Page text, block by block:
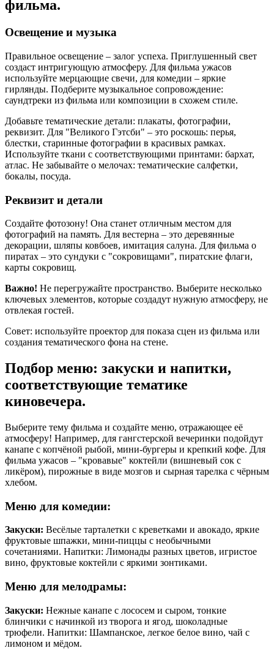
фильма.
Освещение и музыка
Правильное освещение – залог успеха. Приглушенный свет
создаст интригующую атмосферу. Для фильма ужасов
используйте мерцающие свечи, для комедии – яркие
гирлянды. Подберите музыкальное сопровождение:
саундтреки из фильма или композиции в схожем стиле.
Добавьте тематические детали: плакаты, фотографии,
реквизит. Для "Великого Гэтсби" – это роскошь: перья,
блестки, старинные фотографии в красивых рамках.
Используйте ткани с соответствующими принтами: бархат,
атлас. Не забывайте о мелочах: тематические салфетки,
бокалы, посуда.
Реквизит и детали
Создайте фотозону! Она станет отличным местом для
фотографий на память. Для вестерна – это деревянные
декорации, шляпы ковбоев, имитация салуна. Для фильма о
пиратах – это сундуки с "сокровищами", пиратские флаги,
карты сокровищ.
Важно! Не перегружайте пространство. Выберите несколько
ключевых элементов, которые создадут нужную атмосферу, не
отвлекая гостей.
Совет: используйте проектор для показа сцен из фильма или
создания тематического фона на стене.
Подбор меню: закуски и напитки,
соответствующие тематике
киновечера.
Выберите тему фильма и создайте меню, отражающее её
атмосферу! Например, для гангстерской вечеринки подойдут
канапе с копчёной рыбой, мини-бургеры и крепкий кофе. Для
фильма ужасов – "кровавые" коктейли (вишневый сок с
ликёром), пирожные в виде мозгов и сырная тарелка с чёрным
хлебом.
Меню для комедии:
Закуски: Весёлые тарталетки с креветками и авокадо, яркие
фруктовые шпажки, мини-пиццы с необычными
сочетаниями. Напитки: Лимонады разных цветов, игристое
вино, фруктовые коктейли с яркими зонтиками.
Меню для мелодрамы:
Закуски: Нежные канапе с лососем и сыром, тонкие
блинчики с начинкой из творога и ягод, шоколадные
трюфели. Напитки: Шампанское, легкое белое вино, чай с
лимоном и мёдом.